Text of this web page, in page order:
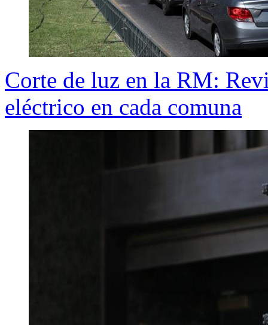
Corte de luz en la RM:
eléctrico en cada comuna